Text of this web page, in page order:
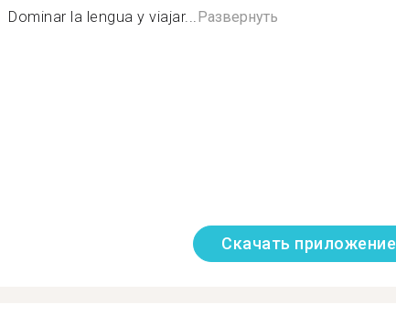
Dominar la lengua y viajar...Развернуть
Скачать приложение